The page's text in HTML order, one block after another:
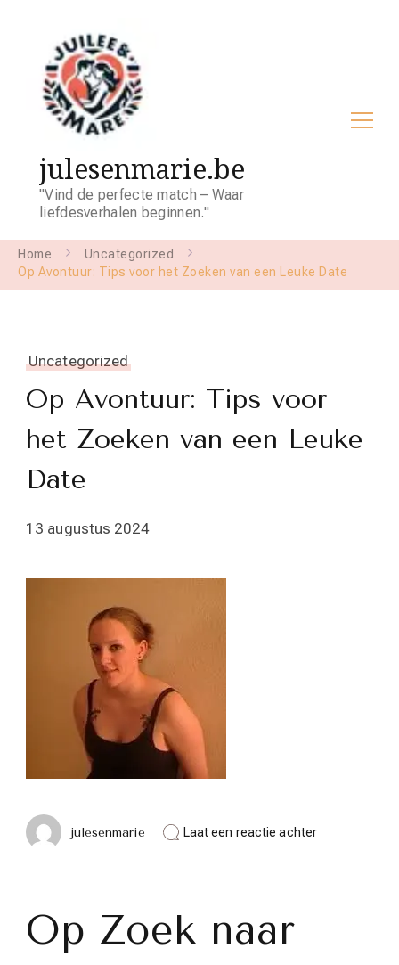
julesenmarie.be
"Vind de perfecte match – Waar
liefdesverhalen beginnen."
Home
Uncategorized
Op Avontuur: Tips voor het Zoeken van een Leuke Date
Uncategorized
Op Avontuur: Tips voor
het Zoeken van een Leuke
Date
13 augustus 2024
julesenmarie Laat een reactie achterop
Op Zoek naar